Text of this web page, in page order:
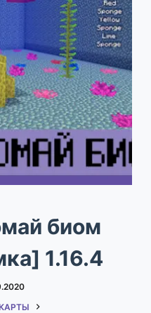
биом
1.16.4